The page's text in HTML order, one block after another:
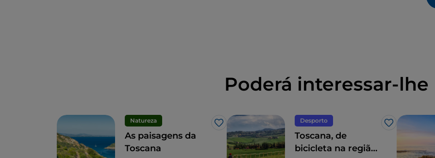
Poderá interessar-lhe
Natureza
Gosto
As paisagens da
Toscana
Desporto
Gosto
Toscana, de
bicicleta na região